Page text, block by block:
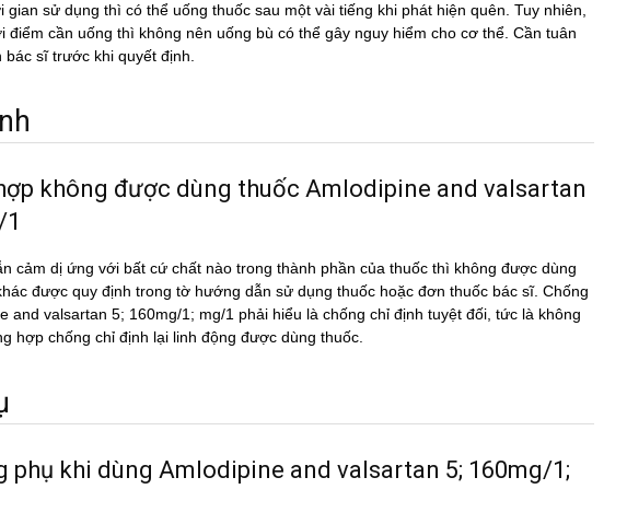
gian sử dụng thì có thể uống thuốc sau một vài tiếng khi phát hiện quên. Tuy nhiên,
điểm cần uống thì không nên uống bù có thể gây nguy hiểm cho cơ thể. Cần tuân
sĩ trước khi quyết định.
không được dùng thuốc Amlodipine and valsartan
cảm dị ứng với bất cứ chất nào trong thành phần của thuốc thì không được dùng
được quy định trong tờ hướng dẫn sử dụng thuốc hoặc đơn thuốc bác sĩ. Chống
and valsartan 5; 160mg/1; mg/1 phải hiểu là chống chỉ định tuyệt đối, tức là không
hợp chống chỉ định lại linh động được dùng thuốc.
phụ khi dùng Amlodipine and valsartan 5; 160mg/1;